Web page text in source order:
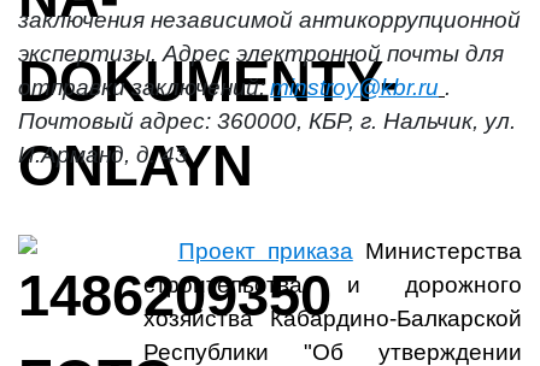
заключения независимой антикоррупционной
экспертизы. Адрес электронной почты для
отправки заключений:minstroy@kbr.ru .
Почтовый адрес: 360000, КБР, г. Нальчик, ул.
И.Арманд, д. 43
Проект приказа Министерства
строительства и дорожного
хозяйства Кабардино-Балкарской
Республики "Об утверждении